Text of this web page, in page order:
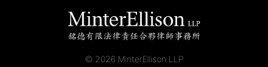
© 2026 MinterEllison LLP